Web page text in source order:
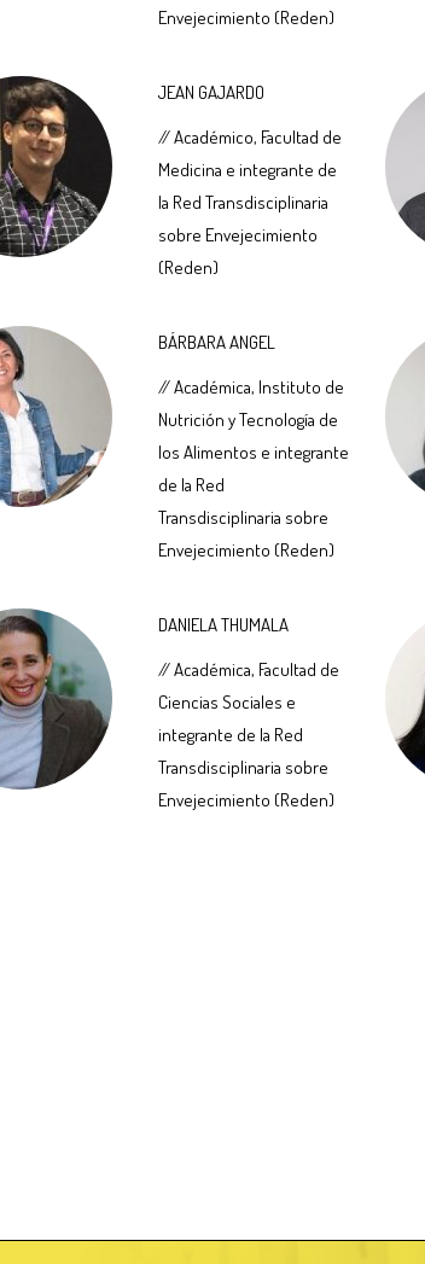
Envejecimiento (Reden)
JEAN GAJARDO
// Académico, Facultad de
Medicina e integrante de
la Red Transdisciplinaria
sobre Envejecimiento
(Reden)
BÁRBARA ANGEL
// Académica, Instituto de
Nutrición y Tecnología de
los Alimentos e integrante
de la Red
Transdisciplinaria sobre
Envejecimiento (Reden)
DANIELA THUMALA
// Académica, Facultad de
Ciencias Sociales e
integrante de la Red
Transdisciplinaria sobre
Envejecimiento (Reden)